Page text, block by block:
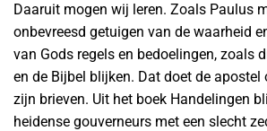
Daaruit mogen wij leren. Zoals Paulus
onbevreesd getuigen van de waarheid
van Gods regels en bedoelingen, zoals
en de Bijbel blijken. Dat doet de apostel
zijn brieven. Uit het boek Handelingen
heidense gouverneurs met een slecht